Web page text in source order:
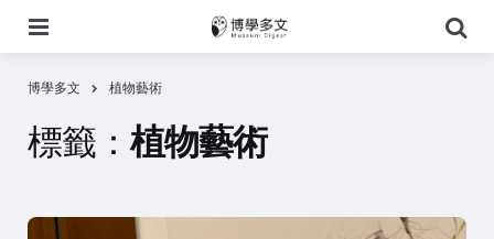
尋
博學多文 植物藝術
標籤： 植物藝術